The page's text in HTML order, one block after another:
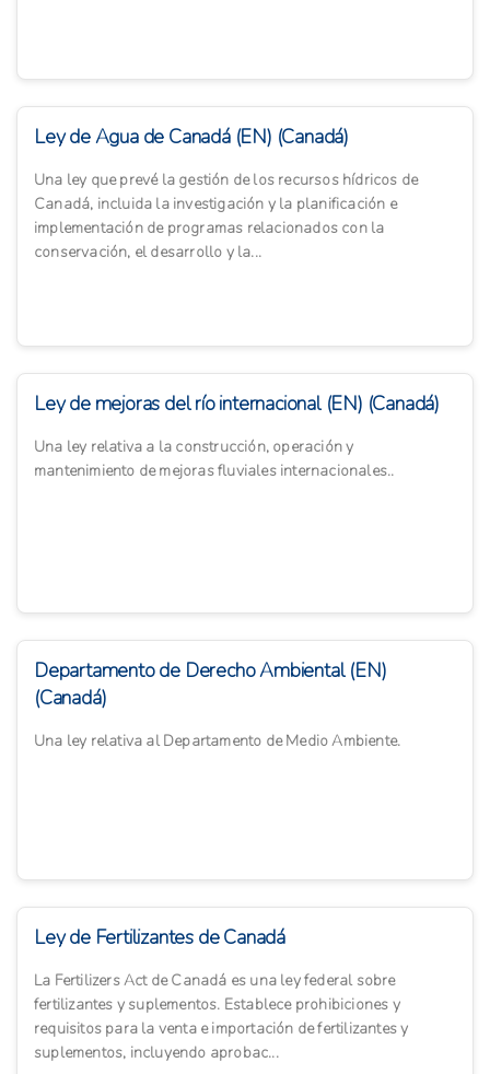
Ley de Agua de Canadá (EN) (Canadá)
Una ley que prevé la gestión de los recursos hídricos de
Canadá, incluida la investigación y la planificación e
implementación de programas relacionados con la
conservación, el desarrollo y la...
Ley de mejoras del río internacional (EN) (Canadá)
Una ley relativa a la construcción, operación y
mantenimiento de mejoras fluviales internacionales..
Departamento de Derecho Ambiental (EN)
(Canadá)
Una ley relativa al Departamento de Medio Ambiente.
Ley de Fertilizantes de Canadá
La Fertilizers Act de Canadá es una ley federal sobre
fertilizantes y suplementos. Establece prohibiciones y
requisitos para la venta e importación de fertilizantes y
suplementos, incluyendo aprobac...